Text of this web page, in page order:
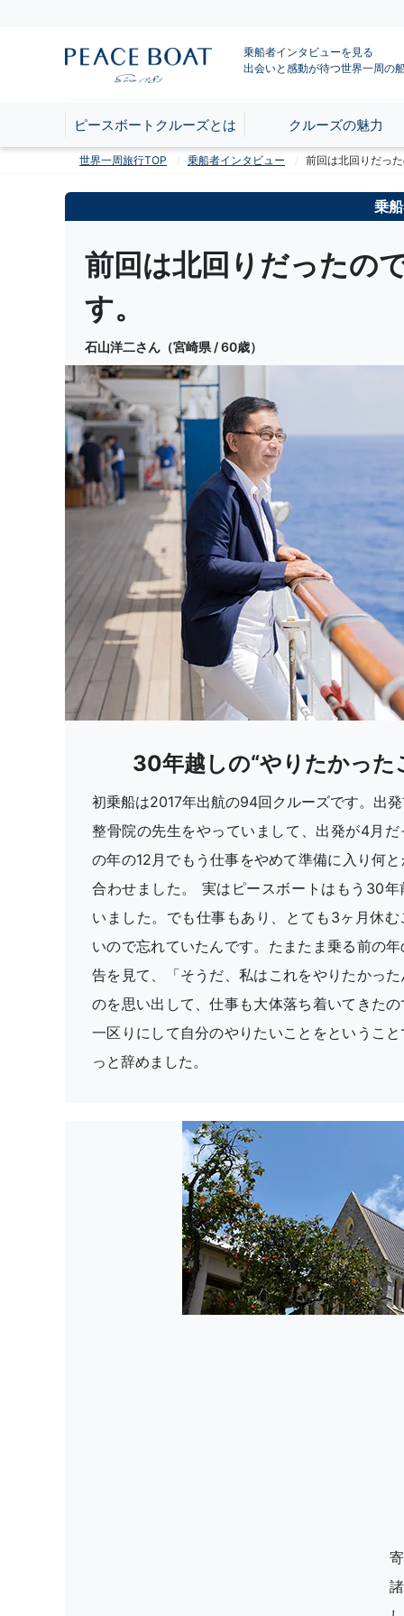
乗船者インタビューを見る
出会いと感動が待つ世界一周の
ピースボートクルーズとは クルーズの魅力
世界一周旅行TOP 乗船者インタビュー 前回は北回りだっ
乗
前回は北回りだったの
す。
石山洋二さん（宮崎県 / 60歳）
30年越しの“やりたかった
初乗船は2017年出航の94回クルーズです。出
整骨院の先生をやっていまして、出発が4月
の年の12月でもう仕事をやめて準備に入り何
合わせました。 実はピースボートはもう30年
いました。でも仕事もあり、とても3ヶ月休
いので忘れていたんです。たまたま乗る前の
告を見て、「そうだ、私はこれをやりたかっ
のを思い出して、仕事も大体落ち着いてきた
一区りにして自分のやりたいことをというこ
っと辞めました。